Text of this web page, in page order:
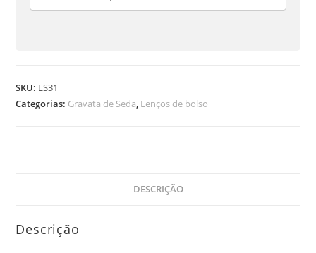
SKU: LS31
Categorias: Gravata de Seda, Lenços de bolso
DESCRIÇÃO
Descrição